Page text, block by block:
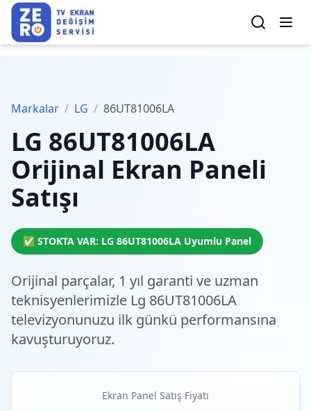
Markalar / LG / 86UT81006LA
LG 86UT81006LA
Orijinal Ekran Paneli
Satışı
✅ STOKTA VAR: LG 86UT81006LA Uyumlu Panel
Orijinal parçalar, 1 yıl garanti ve uzman
teknisyenlerimizle Lg 86UT81006LA
televizyonunuzu ilk günkü performansına
kavuşturuyoruz.
Ekran Panel Satış Fiyatı